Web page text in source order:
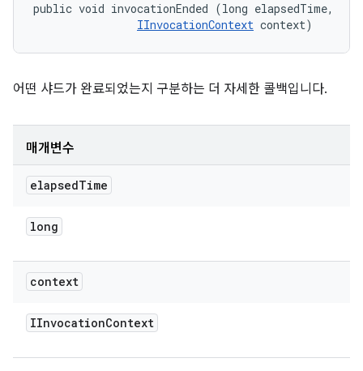
public void invocationEnded (long elapsedTime,
IInvocationContext context)
어떤 샤드가 완료되었는지 구분하는 더 자세한 콜백입니다.
매개변수
elapsedTime
long
context
IInvocationContext